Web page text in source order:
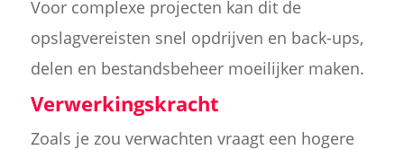
Voor complexe projecten kan dit de
opslagvereisten snel opdrijven en back-ups,
delen en bestandsbeheer moeilijker maken.
Verwerkingskracht
Zoals je zou verwachten vraagt een hogere